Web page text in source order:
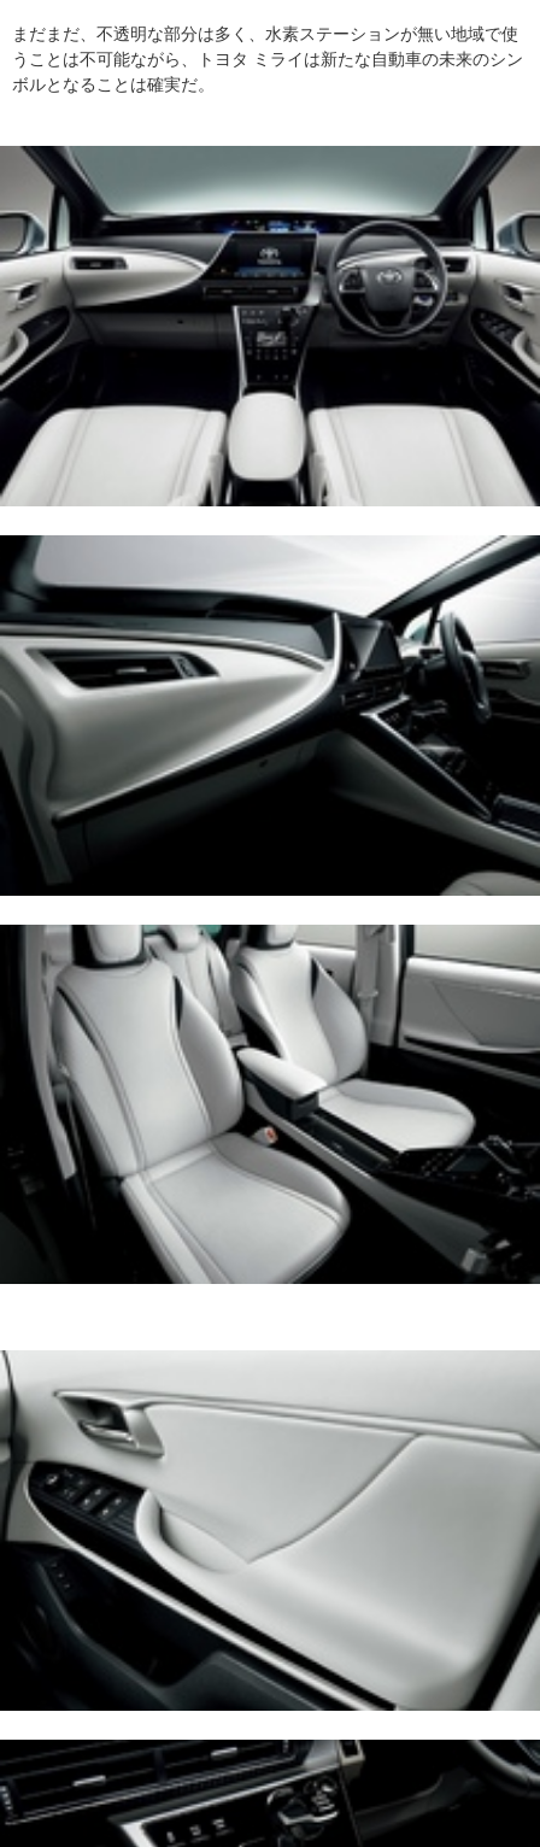
まだまだ、不透明な部分は多く、水素ステーションが無い地域で使
うことは不可能ながら、トヨタ ミライは新たな自動車の未来のシン
ボルとなることは確実だ。